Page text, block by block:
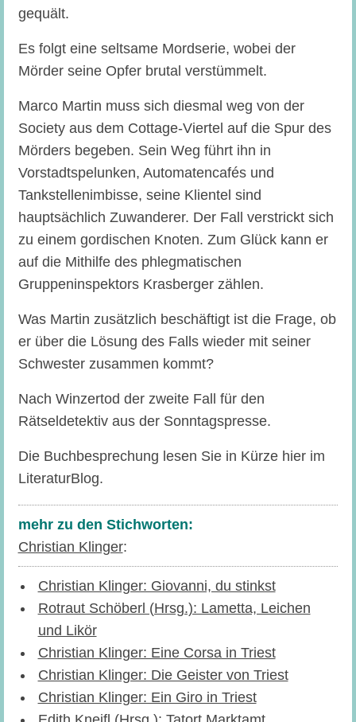
gequält.
Es folgt eine seltsame Mordserie, wobei der
Mörder seine Opfer brutal verstümmelt.
Marco Martin muss sich diesmal weg von der
Society aus dem Cottage-Viertel auf die Spur des
Mörders begeben. Sein Weg führt ihn in
Vorstadtspelunken, Automatencafés und
Tankstellenimbisse, seine Klientel sind
hauptsächlich Zuwanderer. Der Fall verstrickt sich
zu einem gordischen Knoten. Zum Glück kann er
auf die Mithilfe des phlegmatischen
Gruppeninspektors Krasberger zählen.
Was Martin zusätzlich beschäftigt ist die Frage, ob
er über die Lösung des Falls wieder mit seiner
Schwester zusammen kommt?
Nach Winzertod der zweite Fall für den
Rätseldetektiv aus der Sonntagspresse.
Die Buchbesprechung lesen Sie in Kürze hier im
LiteraturBlog.
mehr zu den Stichworten:
Christian Klinger:
Christian Klinger: Giovanni, du stinkst
Rotraut Schöberl (Hrsg.): Lametta, Leichen
und Likör
Christian Klinger: Eine Corsa in Triest
Christian Klinger: Die Geister von Triest
Christian Klinger: Ein Giro in Triest